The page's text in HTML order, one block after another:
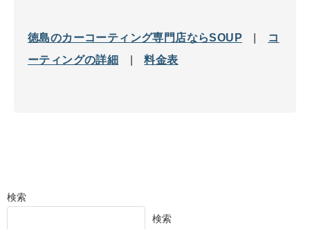
徳島のカーコーティング専門店ならSOUP
コ
ーティングの詳細
|料金表
検索
検索